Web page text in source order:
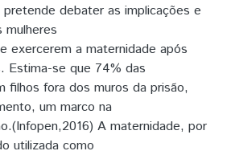
debater as implicações e
mulheres
exercerem a maternidade após
Estima-se que 74% das
filhos fora dos muros da prisão,
um marco na
A maternidade, por
utilizada como